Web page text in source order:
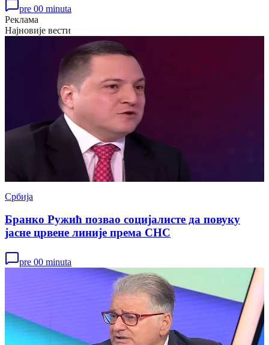
pre 00 minuta
Реклама
Најновије вести
Србија
Бранко Ружић позвао социјалисте да повуку
јасне црвене линије према СНС
pre 00 minuta